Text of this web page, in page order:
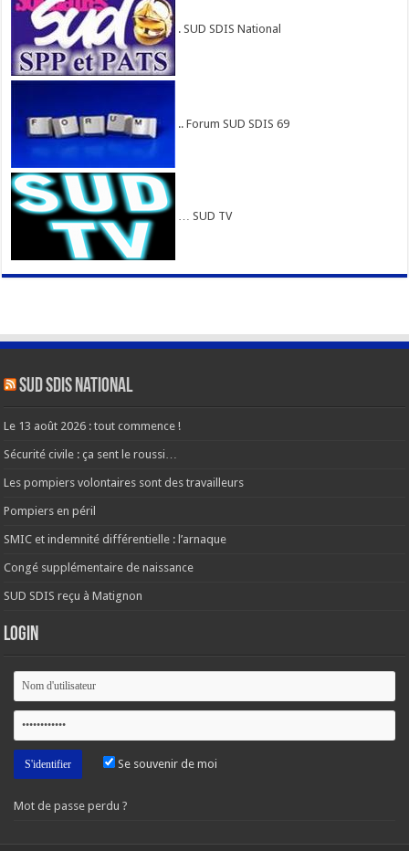
. SUD SDIS National
.. Forum SUD SDIS 69
… SUD TV
SUD SDIS national
Le 13 août 2026 : tout commence !
Sécurité civile : ça sent le roussi…
Les pompiers volontaires sont des travailleurs
Pompiers en péril
SMIC et indemnité différentielle : l’arnaque
Congé supplémentaire de naissance
SUD SDIS reçu à Matignon
Login
Se souvenir de moi
Mot de passe perdu ?